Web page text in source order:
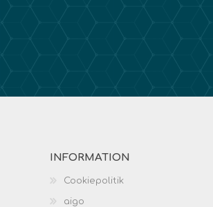
INFORMATION
Cookiepolitik
aigo